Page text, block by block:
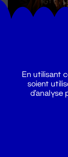
Suivez
En utilisant
soient
d'analyse